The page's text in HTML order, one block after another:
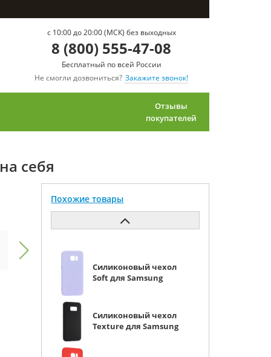
c 10:00 до 20:00 (МСК) без выходных
8 (800) 555-47-08
Бесплатный по всей России
Не смогли дозвониться? Закажите звонок!
Отзывы
покупателей
себя
Похожие товары
Силиконовый чехол
Soft для Samsung
Силиконовый чехол
Texture для Samsung